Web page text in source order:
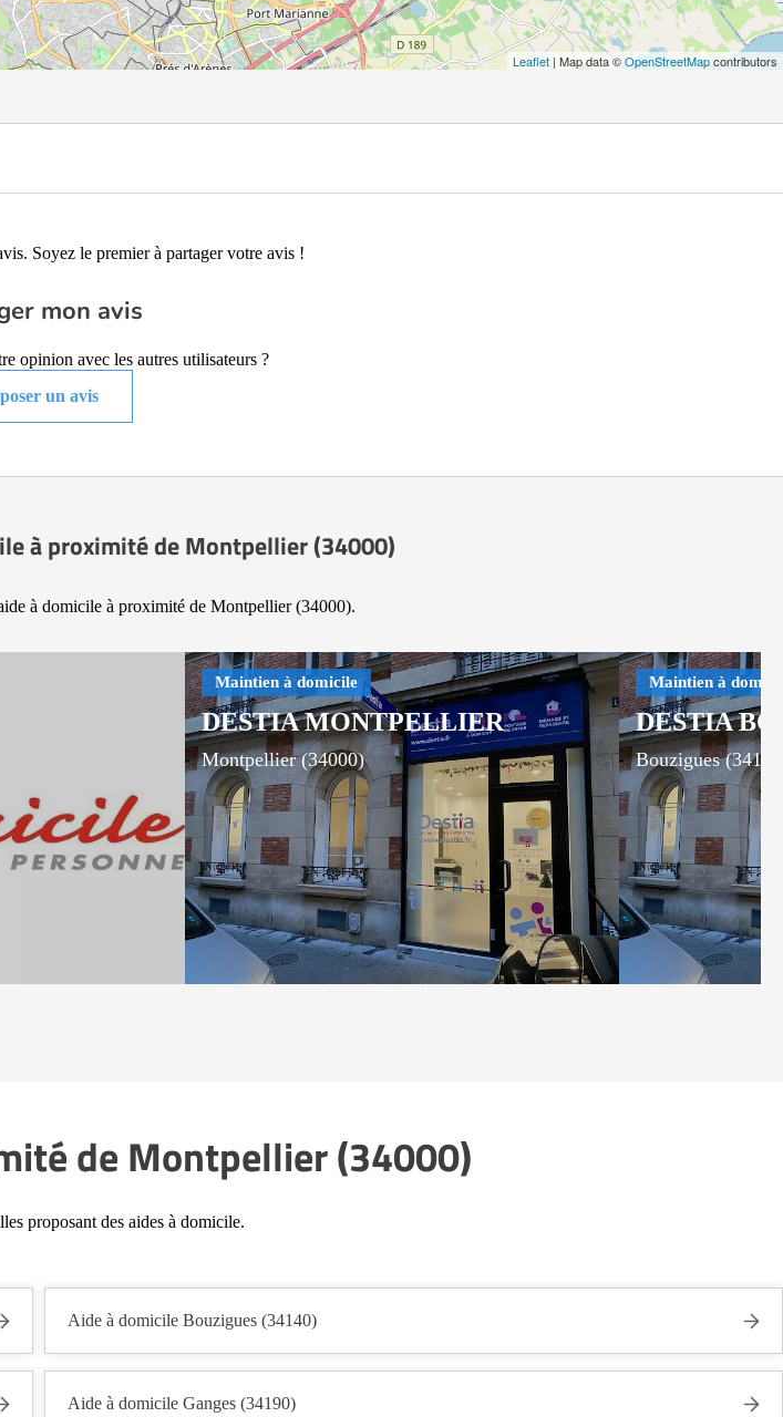
Leaflet| Map data ©OpenStreetMapcontributors
Soyez le premier à partager votre avis !
mon avis
opinion avec les autres utilisateurs ?
un avis
à proximité de Montpellier (34000)
à domicile à proximité de Montpellier (34000).
DESTIA MONTPELLIER
Montpellier (34000)
DESTIA
Bouzigues
de Montpellier (34000)
proposant des aides à domicile.
Aide à domicile Bouzigues (34140)
Aide à domicile Ganges (34190)